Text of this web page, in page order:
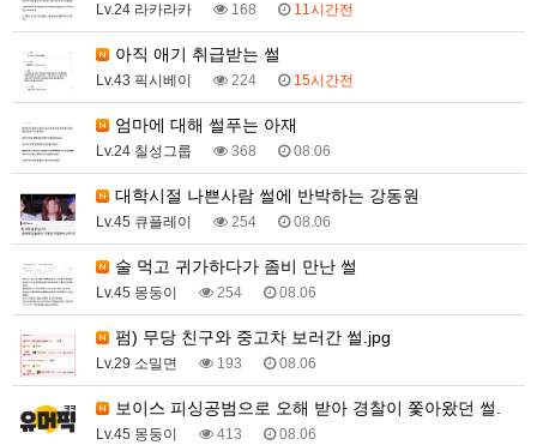
Lv.24 라카라카 168 11시간전
아직 애기 취급받는 썰
Lv.43 픽시베이 224 15시간전
엄마에 대해 썰푸는 아재
Lv.24 칠성그룹 368 08.06
대학시절 나쁜사람 썰에 반박하는 강동원
Lv.45 큐플레이 254 08.06
술 먹고 귀가하다가 좀비 만난 썰
Lv.45 몽둥이 254 08.06
펌) 무당 친구와 중고차 보러간 썰.jpg
Lv.29 소밀면 193 08.06
보이스 피싱공범으로 오해 받아 경찰이 쫓아왔던 썰.
Lv.45 몽둥이 413 08.06